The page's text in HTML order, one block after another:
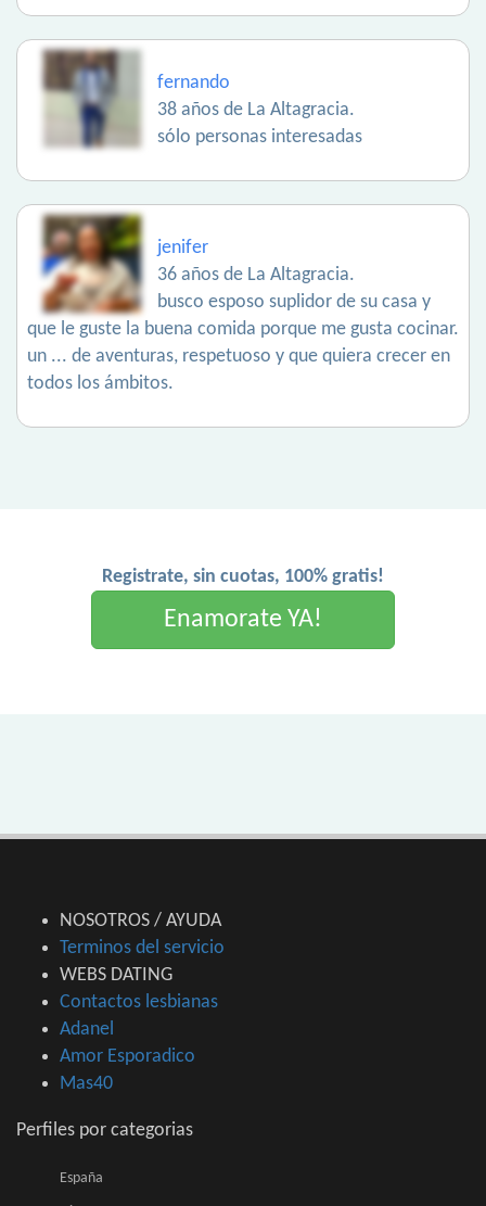
fernando
38 años de La Altagracia.
sólo personas interesadas
jenifer
36 años de La Altagracia.
busco esposo suplidor de su casa y
que le guste la buena comida porque me gusta cocinar.
un ... de aventuras, respetuoso y que quiera crecer en
todos los ámbitos.
Registrate, sin cuotas, 100% gratis!
Enamorate YA!
NOSOTROS / AYUDA
Terminos del servicio
WEBS DATING
Contactos lesbianas
Adanel
Amor Esporadico
Mas40
Perfiles por categorias
España